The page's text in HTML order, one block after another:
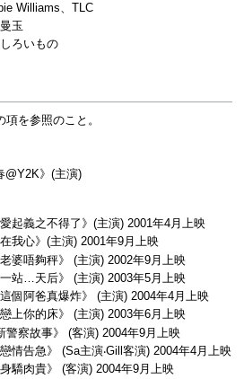
Williams、TLC
玉
ろいもの
項を参照のこと。
@Y2K》(主演)
起義之不得了》(主演) 2001年4月上映
我心》(主演) 2001年9月上映
婆唔夠秤》 (主演) 2002年9月上映
站…天后》 (主演) 2003年5月上映
個阿爸真爆炸》 (主演) 2004年4月上映
上你的床》 (主演) 2003年6月上映
警察故事》 (客演) 2004年9月上映
情告急》 (Sa主演‧Gill客演) 2004年4月上映
驕肉貴》 (客演) 2004年9月上映